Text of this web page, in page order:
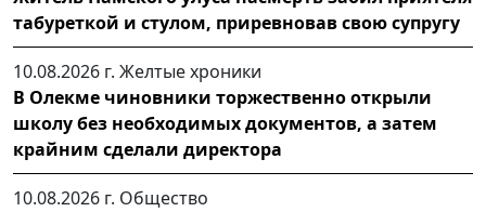
табуреткой и стулом, приревновав свою супругу
10.08.2026 г. Желтые хроники
В Олекме чиновники торжественно открыли
школу без необходимых документов, а затем
крайним сделали директора
10.08.2026 г. Общество